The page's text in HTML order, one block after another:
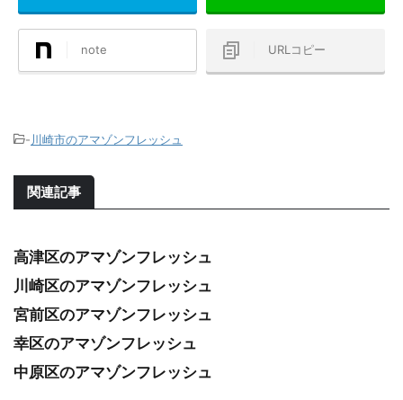
note URLコピー
-川崎市のアマゾンフレッシュ
関連記事
高津区のアマゾンフレッシュ
川崎区のアマゾンフレッシュ
宮前区のアマゾンフレッシュ
幸区のアマゾンフレッシュ
中原区のアマゾンフレッシュ